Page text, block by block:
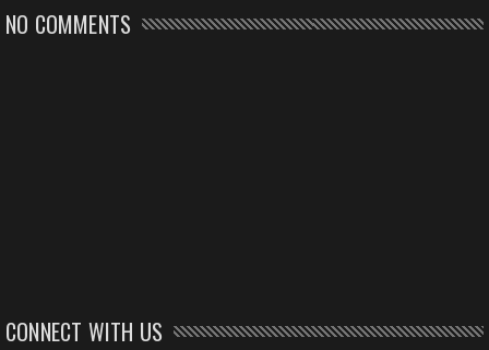
NO COMMENTS
CONNECT WITH US